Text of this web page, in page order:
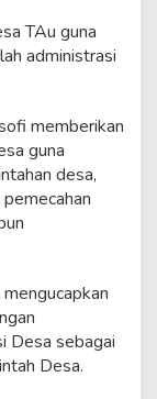
TAu guna
administrasi
memberikan
guna
desa,
Desa sebagai
Desa.